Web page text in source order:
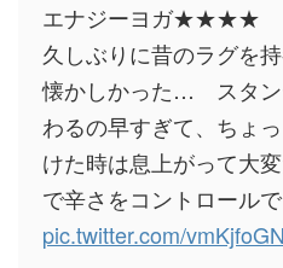
エナジーヨガ★★★★
久しぶりに昔のラグを
懐かしかった… スタン
わるの早すぎて、ちょ
けた時は息上がって大
で辛さをコントロール
pic.twitter.com/